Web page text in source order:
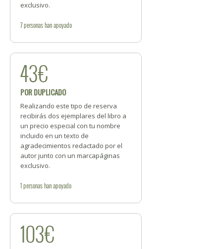
exclusivo.
7personashan apoyado
43€
POR DUPLICADO
Realizando este tipo de reserva
recibirás dos ejemplares del libro a
un precio especial con tu nombre
incluido en un texto de
agradecimientos redactado por el
autor junto con un marcapáginas
exclusivo.
1personashan apoyado
103€